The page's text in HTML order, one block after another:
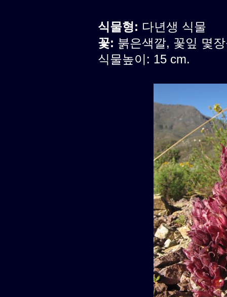
식물형: 다년생 식물
꽃: 붉은색깔, 꽃잎 몇
식물높이: 15 cm.